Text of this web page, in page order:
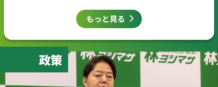
もっと見る
政策